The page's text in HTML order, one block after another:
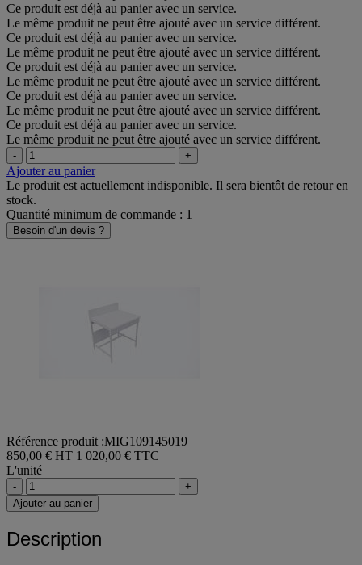
Ce produit est déjà au panier avec un service.
Le même produit ne peut être ajouté avec un service différent.
Ce produit est déjà au panier avec un service.
Le même produit ne peut être ajouté avec un service différent.
Ce produit est déjà au panier avec un service.
Le même produit ne peut être ajouté avec un service différent.
Ce produit est déjà au panier avec un service.
Le même produit ne peut être ajouté avec un service différent.
Ce produit est déjà au panier avec un service.
Le même produit ne peut être ajouté avec un service différent.
- +
Ajouter au panier
Le produit est actuellement indisponible. Il sera bientôt de retour en
stock.
Quantité minimum de commande : 1
Besoin d'un devis ?
Référence produit :MIG109145019
850,00 € HT 1 020,00 € TTC
L'unité
-
+
Ajouter au panier
Description